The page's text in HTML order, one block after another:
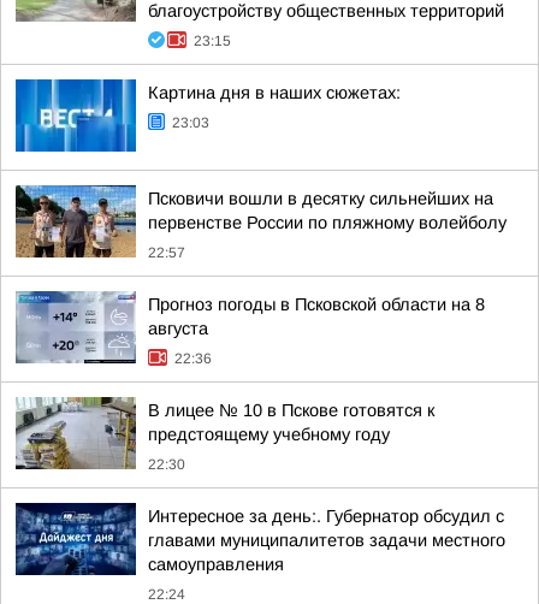
благоустройству общественных территорий
23:15
Картина дня в наших сюжетах:
23:03
Псковичи вошли в десятку сильнейших на
первенстве России по пляжному волейболу
22:57
Прогноз погоды в Псковской области на 8
августа
22:36
В лицее № 10 в Пскове готовятся к
предстоящему учебному году
22:30
Интересное за день:. Губернатор обсудил с
главами муниципалитетов задачи местного
самоуправления
22:24